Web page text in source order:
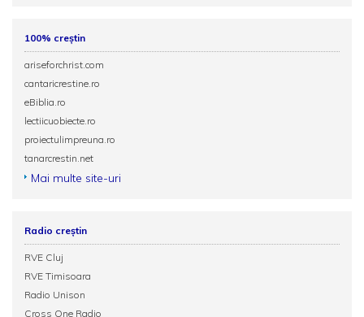
100% creștin
ariseforchrist.com
cantaricrestine.ro
eBiblia.ro
lectiicuobiecte.ro
proiectulimpreuna.ro
tanarcrestin.net
Mai multe site-uri
Radio creștin
RVE Cluj
RVE Timisoara
Radio Unison
Cross One Radio